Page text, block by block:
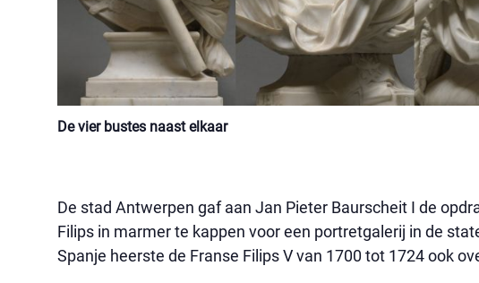
De vier bustes naast elkaar
De stad Antwerpen gaf aan Jan Pieter Baurscheit I de
Filips in marmer te kappen voor een portretgalerij in de
Spanje heerste de Franse Filips V van 1700 tot 1724 ook